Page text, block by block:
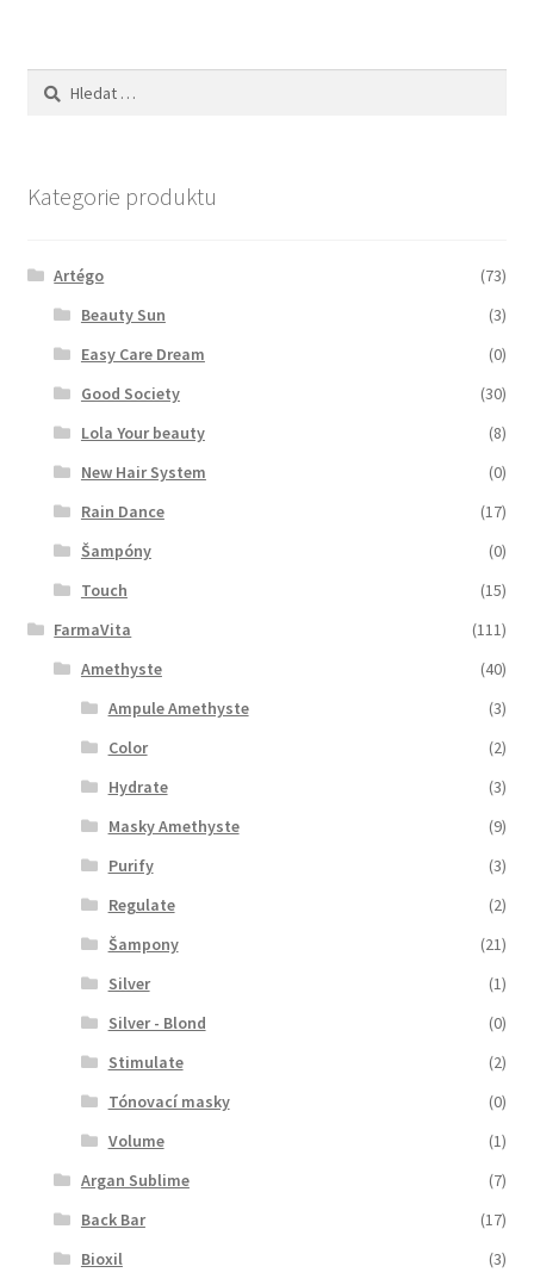
Zkušební stránka
Vyhledávání
Kategorie produktu
Artégo
(73)
Beauty Sun
(3)
Easy Care Dream
(0)
Good Society
(30)
Lola Your beauty
(8)
New Hair System
(0)
Rain Dance
(17)
Šampóny
(0)
Touch
(15)
FarmaVita
(111)
Amethyste
(40)
Ampule Amethyste
(3)
Color
(2)
Hydrate
(3)
Masky Amethyste
(9)
Purify
(3)
Regulate
(2)
Šampony
(21)
Silver
(1)
Silver - Blond
(0)
Stimulate
(2)
Tónovací masky
(0)
Volume
(1)
Argan Sublime
(7)
Back Bar
(17)
Bioxil
(3)